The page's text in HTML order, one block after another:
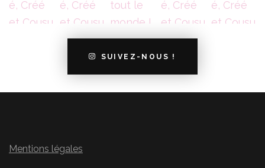
SUIVEZ-NOUS !
Mentions légales